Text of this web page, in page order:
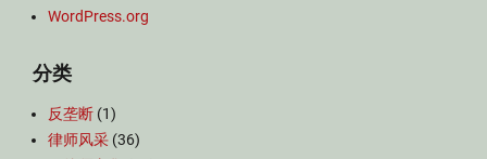
WordPress.org
分类
反垄断 (1)
律师风采 (36)